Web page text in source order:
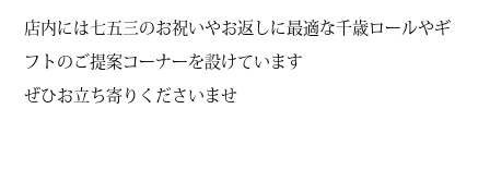
店内には七五三のお祝いやお返しに最適な千歳ロールやギ
フトのご提案コーナーを設けています
ぜひお立ち寄りくださいませ